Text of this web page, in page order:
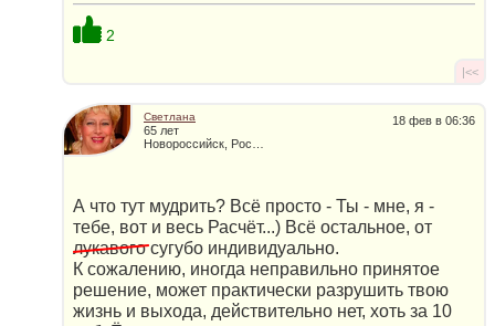
2
|<<
18 фев в 06:36
Светлана
65 лет
А что тут мудрить? Всё просто - Ты - мне, я -
тебе, вот и весь Расчёт...) Всё остальное, от
лукавогосугубо индивидуально.
К сожалению, иногда неправильно принятое
решение, может практически разрушить твою
жизнь и выхода, действительно нет, хоть за 10